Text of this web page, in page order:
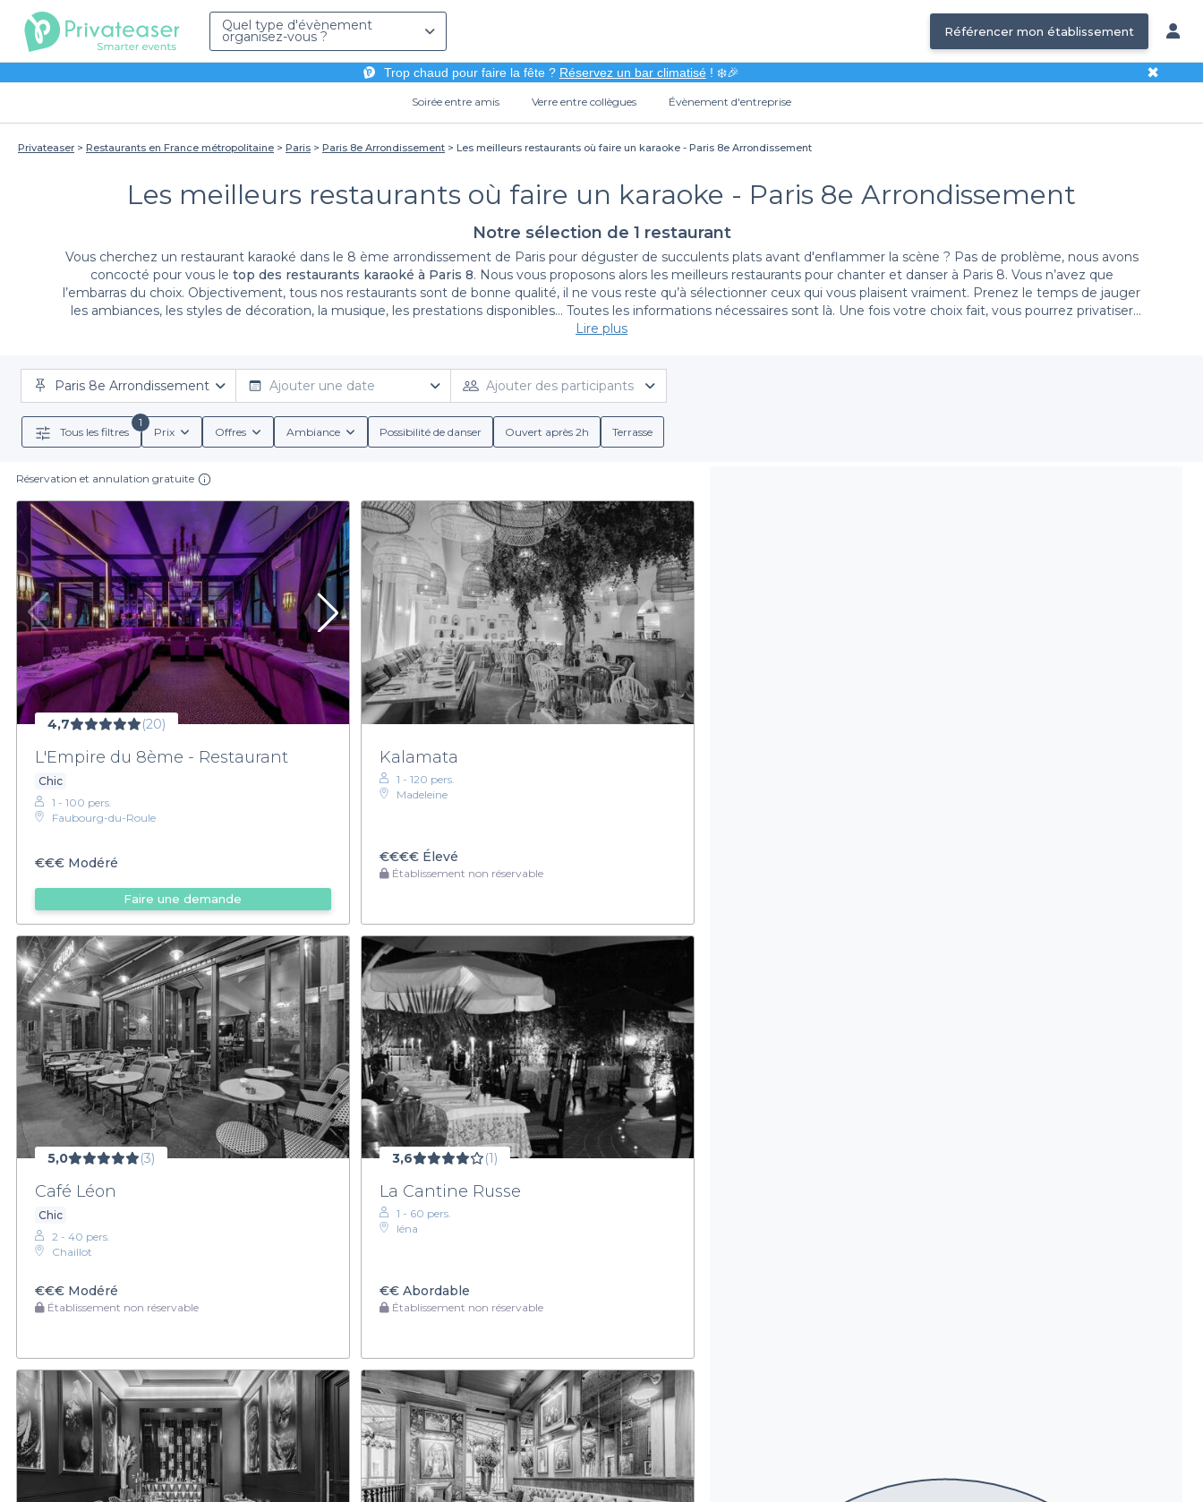
Quel type d'évènement
organisez-vous ? Référencer mon établissement
Trop chaud pour faire la fête ? Réservez un bar climatisé! ❄️🎉 ✖
Soirée entre amis Verre entre collègues Évènement d'entreprise
Privateaser Restaurants en France métropolitaine Paris Paris 8e Arrondissement Les meilleurs restaurants où faire un karaoke - Paris 8e Arrondissement
Les meilleurs restaurants où faire un karaoke - Paris 8e Arrondissement
Notre sélection de 1 restaurant
Vous cherchez un restaurant karaoké dans le 8 ème arrondissement de Paris pour déguster de succulents plats avant d'enflammer la scène ? Pas de problème, nous avons
concocté pour vous le top des restaurants karaoké à Paris 8. Nous vous proposons alors les meilleurs restaurants pour chanter et danser à Paris 8. Vous n’avez que
l’embarras du choix. Objectivement, tous nos restaurants sont de bonne qualité, il ne vous reste qu’à sélectionner ceux qui vous plaisent vraiment. Prenez le temps de jauger
les ambiances, les styles de décoration, la musique, les prestations disponibles… Toutes les informations nécessaires sont là. Une fois votre choix fait, vous pourrez privatiser
qui fait battre votre cœur. La procédure est facile, rapide, et surtout gratuite. Et pour que votre soirée
Lire plus
Paris 8e Arrondissement Ajouter une date Ajouter des participants
Tous les filtres
1
Prix Offres Ambiance Possibilité de danser Ouvert après 2h Terrasse
Réservation et annulation gratuite
4,7 (20)
L'Empire du 8ème - Restaurant
Chic
1 - 100 pers.
Faubourg-du-Roule
€€€ Modéré
Faire une demande
Kalamata
1 - 120 pers.
Madeleine
€€€€Élevé
Établissement non réservable
5,0 (3)
Café Léon
Chic
2 - 40 pers.
Chaillot
€€€ Modéré
Établissement non réservable
3,6 (1)
La Cantine Russe
1 - 60 pers.
Iéna
€€Abordable
Établissement non réservable